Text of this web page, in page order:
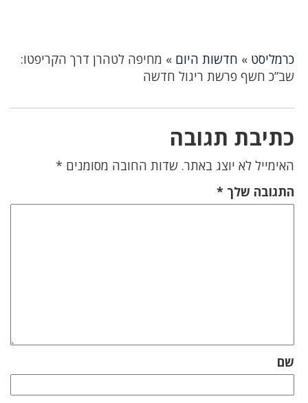
כרמליסט » חדשות היום » מחיפה לטהרן דרך הקריפטו:
שב”כ חשף פרשת ריגול חדשה
כתיבת תגובה
האימייל לא יוצג באתר. שדות החובה מסומנים *
התגובה שלך *
שם